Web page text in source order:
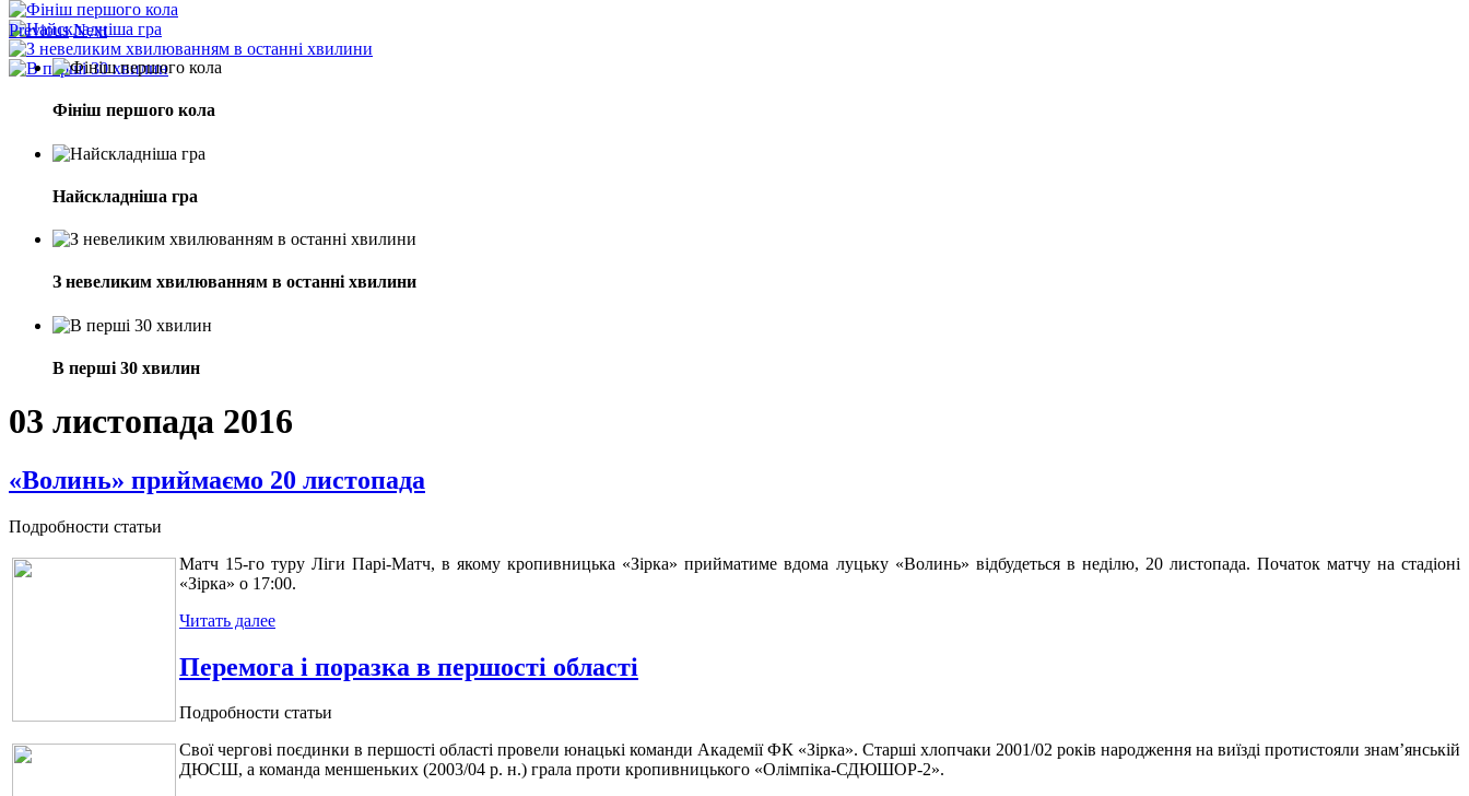
Previous Next
Фініш першого кола
Найскладніша гра
З невеликим хвилюванням в останні хвилини
В перші 30 хвилин
03 листопада 2016
«Волинь» приймаємо 20 листопада
Подробности статьи
Матч 15-го туру Ліги Парі-Матч, в якому кропивницька «Зірка» прийматиме вдома луцьку «Волинь» відбудеться в неділю, 20 листопада. Початок матчу на стадіоні
«Зірка» о 17:00.
Читать далее
Перемога і поразка в першості області
Подробности статьи
Свої чергові поєдинки в першості області провели юнацькі команди Академії ФК «Зірка». Старші хлопчаки 2001/02 років народження на виїзді протистояли знам’янській
ДЮСШ, а команда меншеньких (2003/04 р. н.) грала проти кропивницького «Олімпіка-СДЮШОР-2».